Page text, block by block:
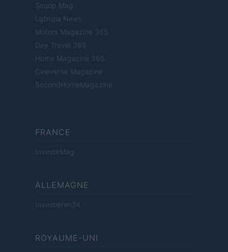
Scoop Mag
Lgbtqia News
Motors Magazine 365
Day Travel 365
Home Magazine 365
Cineverse Magazine
SecondHomeMagazine
FRANCE
InvestirMag
ALLEMAGNE
Investieren24
ROYAUME-UNI